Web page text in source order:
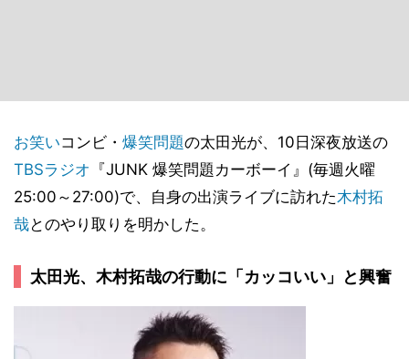
お笑いコンビ・ 爆笑問題の太田光が、10日深夜放送の
TBSラジオ 『JUNK 爆笑問題カーボーイ』(毎週火曜
25:00～27:00)で、自身の出演ライブに訪れた木村拓
哉とのやり取りを明かした。
太田光、木村拓哉の行動に「カッコいい」と興奮